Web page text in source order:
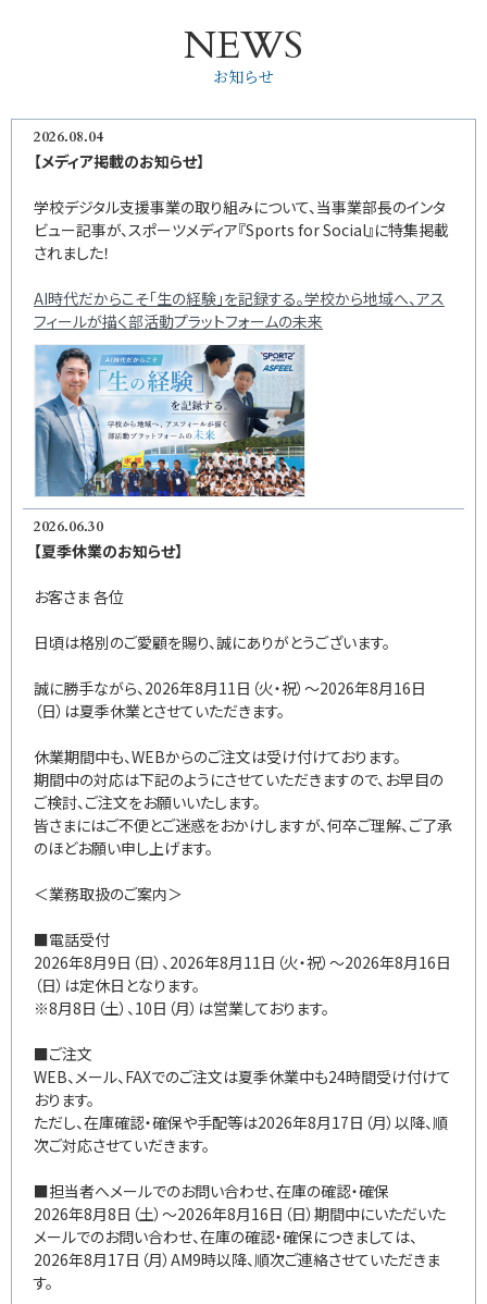
NEWS
お知らせ
2026.08.04
【メディア掲載のお知らせ】
学校デジタル支援事業の取り組みについて、当事業部長のインタ
ビュー記事が、スポーツメディア『Sports for Social』に特集掲載
されました！
AI時代だからこそ「生の経験」を記録する。学校から地域へ、アス
フィールが描く部活動プラットフォームの未来
2026.06.30
【夏季休業のお知らせ】
お客さま 各位
日頃は格別のご愛顧を賜り、誠にありがとうございます。
誠に勝手ながら、2026年8月11日（火・祝）～2026年8月16日
（日）は夏季休業とさせていただきます。
休業期間中も、WEBからのご注文は受け付けております。
期間中の対応は下記のようにさせていただきますので、お早目の
ご検討、ご注文をお願いいたします。
皆さまにはご不便とご迷惑をおかけしますが、何卒ご理解、ご了承
のほどお願い申し上げます。
＜業務取扱のご案内＞
■電話受付
2026年8月9日（日）、2026年8月11日（火・祝）～2026年8月16日
（日）は定休日となります。
※8月8日（土）、10日（月）は営業しております。
■ご注文
WEB、メール、FAXでのご注文は夏季休業中も24時間受け付けて
おります。
ただし、在庫確認・確保や手配等は2026年8月17日（月）以降、順
次ご対応させていだきます。
■担当者へメールでのお問い合わせ、在庫の確認・確保
2026年8月8日（土）～2026年8月16日（日）期間中にいただいた
メールでのお問い合わせ、在庫の確認・確保につきましては、
2026年8月17日（月）AM9時以降、順次ご連絡させていただきま
す。